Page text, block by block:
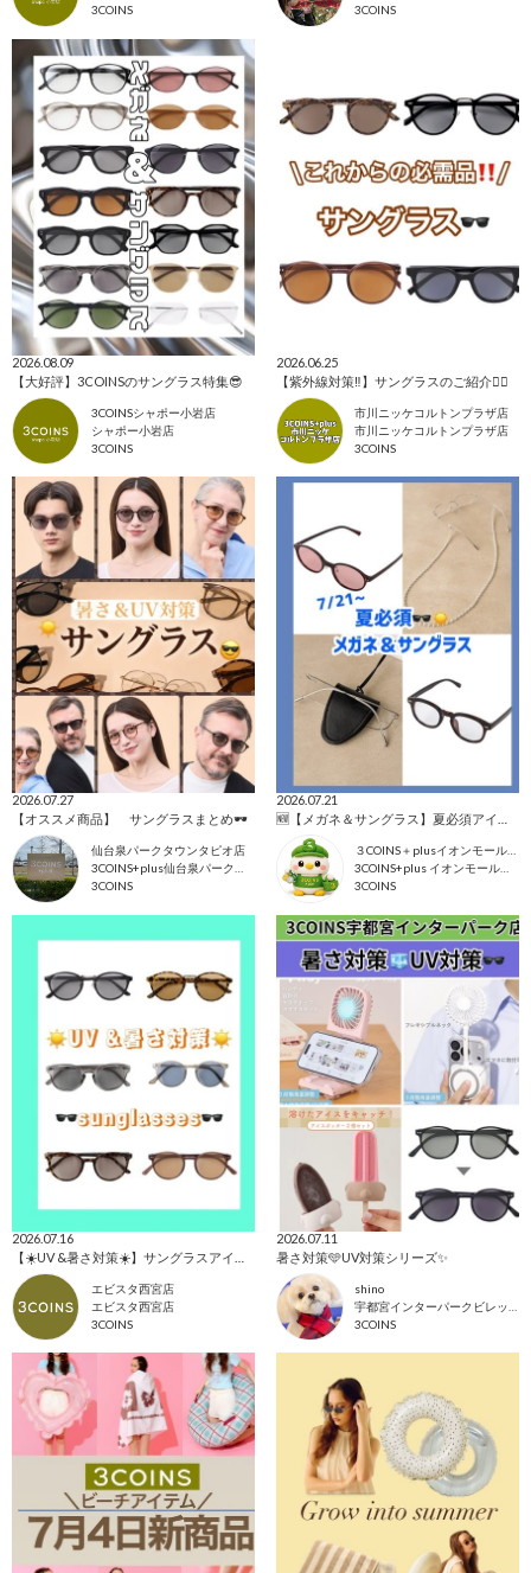
3COINS 3COINS
2026.08.09
【大好評】3COINSのサングラス特集😎
3COINSシャポー小岩店
シャポー小岩店
3COINS
2026.06.25
【紫外線対策‼️】サングラスのご紹介✌🏻
市川ニッケコルトンプラザ店
市川ニッケコルトンプラザ店
3COINS
2026.07.27
【オススメ商品】 サングラスまとめ🕶️
仙台泉パークタウンタピオ店
3COINS
2026.07.21
3COINS
2026.07.16
エビスタ西宮店
エビスタ西宮店
3COINS
2026.07.11
暑さ対策🩵UV対策シリーズ✨
shino
3COINS